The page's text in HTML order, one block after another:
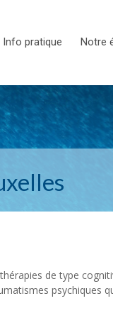
Info pratique Notre
de type
psychiques